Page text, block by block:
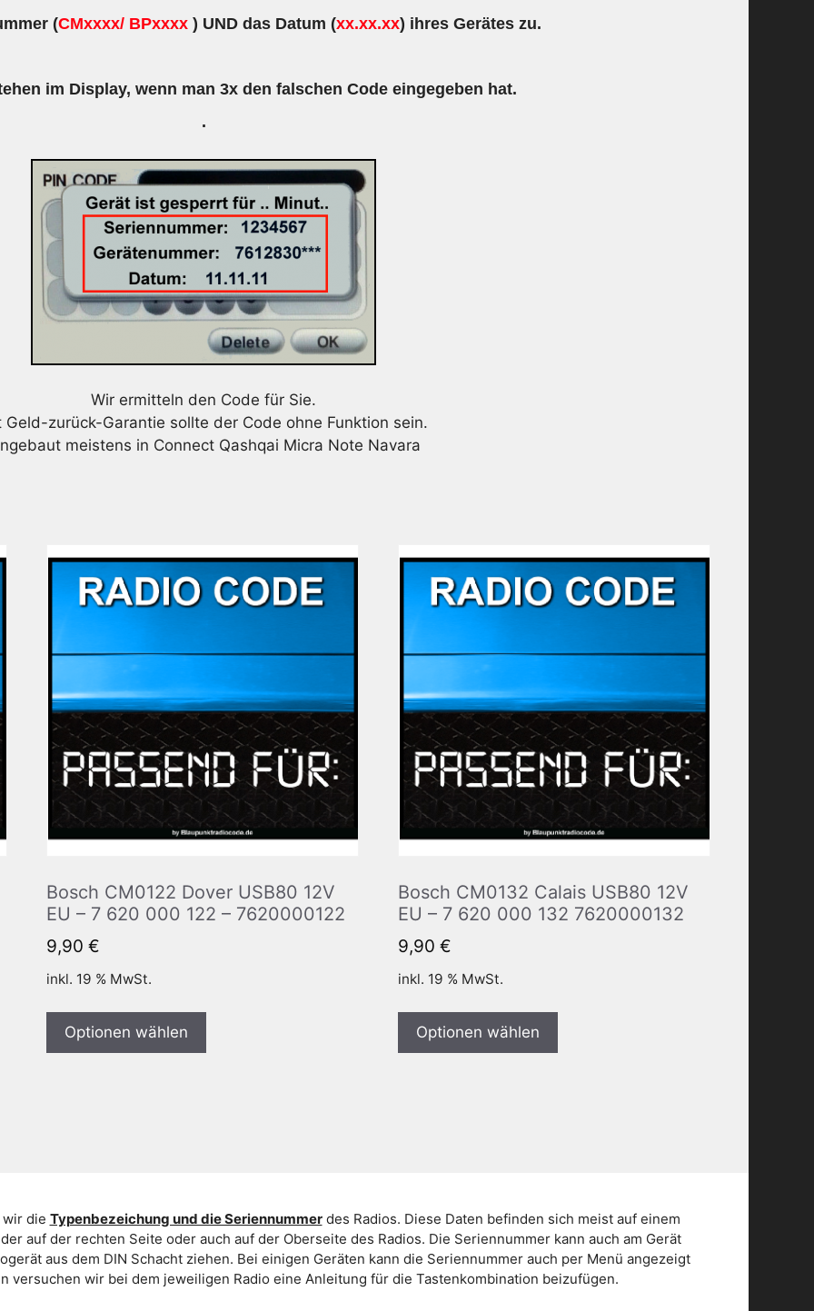
(CMxxxx/ BPxxxx ) UND das Datum (xx.xx.xx) ihres Gerätes zu.
im Display, wenn man 3x den falschen Code eingegeben hat.
.
Wir ermitteln den Code für Sie.
Geld-zurück-Garantie sollte der Code ohne Funktion sein.
meistens in Connect Qashqai Micra Note Navara
Bosch CM0122 Dover USB80 12V
EU – 7 620 000 122 – 7620000122
9,90 €
inkl. 19 % MwSt.
Optionen wählen
Bosch CM0132 Calais USB80 12V
EU – 7 620 000 132 7620000132
9,90 €
inkl. 19 % MwSt.
Optionen wählen
die Typenbezeichung und die Seriennummerdes Radios. Diese Daten befinden sich meist auf einem
auf der rechten Seite oder auch auf der Oberseite des Radios. Die Seriennummer kann auch am Gerät
aus dem DIN Schacht ziehen. Bei einigen Geräten kann die Seriennummer auch per Menü angezeigt
versuchen wir bei dem jeweiligen Radio eine Anleitung für die Tastenkombination beizufügen.